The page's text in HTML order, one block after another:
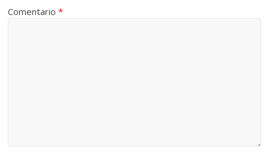
Comentario*